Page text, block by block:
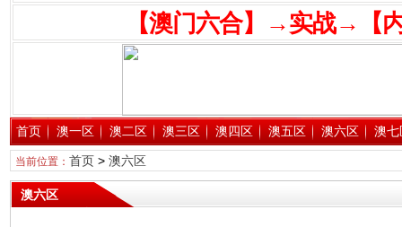
【澳门六合】→实战→【
首页 澳一区 澳二区 澳三区 澳四区 澳五区 澳六区 澳七
当前位置： 首页> 澳六区
澳六区